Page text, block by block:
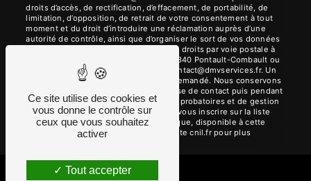
droits d’accès, de rectification, d’effacement, de portabilité, de
limitation, d’opposition, de retrait de votre consentement à tout
moment et du droit d’introduire une réclamation auprès d’une
autorité de contrôle, ainsi que d’organiser le sort de vos données
post-mortem. Vous pouvez exercer ces droits par voie postale à
l'adresse 24 Rue du Pré des Aulnes, 77340 Pontault-Combault ou
par courrier électronique à l'adresse contact@dmvservices.fr. Un
justificatif d'identité pourra vous être demandé. Nous conservons
vos données pendant la période de prise de contact puis pendant
la durée de prescription légale aux fins probatoires et de gestion
des contentieux. Vous avez le droit de vous inscrire sur la liste
d'opposition au démarchage téléphonique, disponible à cette
Bloctel.gouv.fr
. Consultez le site cnil.fr pour plus
Ce site utilise des cookies et
vous donne le contrôle sur
ceux que vous souhaitez
activer
Tout accepter